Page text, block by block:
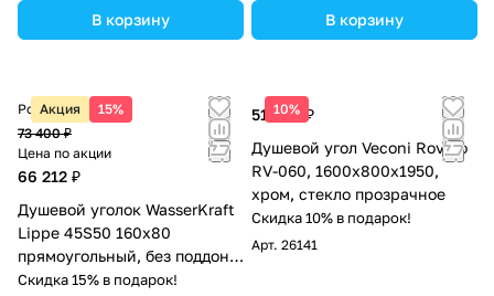
В корзину В корзину
Акция 15%
Розничная цена
73 400 ₽
Цена по акции
66 212 ₽
Душевой уголок WasserKraft
Lippe 45S50 160х80
прямоугольный, без поддона,
прозрачное стекло, хром
Скидка 15% в подарок!
10%
51 945 ₽
Душевой угол Veconi Rovigo
RV-060, 1600х800х1950,
хром, стекло прозрачное
Скидка 10% в подарок!
Арт. 26141